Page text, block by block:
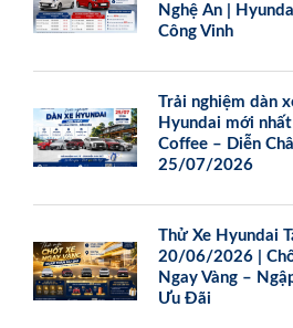
Nghệ An |
Công Vinh
Trải nghiệm dàn
Hyundai mới
Coffee – Diễn
25/07/2026
Thử Xe Hyundai
20/06/2026 |
Ngay Vàng –
Ưu Đãi